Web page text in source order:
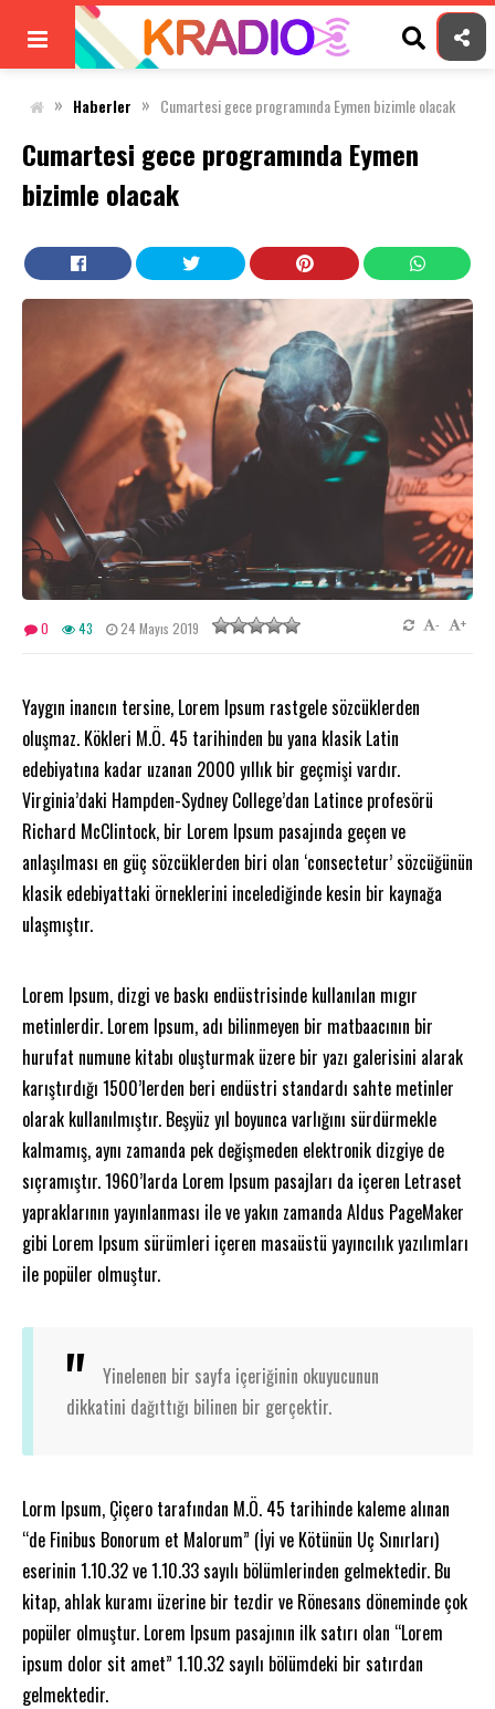
content
» Haberler » Cumartesi gece programında Eymen bizimle olacak
Cumartesi gece programında Eymen
bizimle olacak
0 43 24 Mayıs 2019 +
-
Yaygın inancın tersine, Lorem Ipsum rastgele sözcüklerden
oluşmaz. Kökleri M.Ö. 45 tarihinden bu yana klasik Latin
edebiyatına kadar uzanan 2000 yıllık bir geçmişi vardır.
Virginia’daki Hampden-Sydney College’dan Latince profesörü
Richard McClintock, bir Lorem Ipsum pasajında geçen ve
anlaşılması en güç sözcüklerden biri olan ‘consectetur’ sözcüğünün
klasik edebiyattaki örneklerini incelediğinde kesin bir kaynağa
ulaşmıştır.
Lorem Ipsum, dizgi ve baskı endüstrisinde kullanılan mıgır
metinlerdir. Lorem Ipsum, adı bilinmeyen bir matbaacının bir
hurufat numune kitabı oluşturmak üzere bir yazı galerisini alarak
karıştırdığı 1500’lerden beri endüstri standardı sahte metinler
olarak kullanılmıştır. Beşyüz yıl boyunca varlığını sürdürmekle
kalmamış, aynı zamanda pek değişmeden elektronik dizgiye de
sıçramıştır. 1960’larda Lorem Ipsum pasajları da içeren Letraset
yapraklarının yayınlanması ile ve yakın zamanda Aldus PageMaker
gibi Lorem Ipsum sürümleri içeren masaüstü yayıncılık yazılımları
ile popüler olmuştur.
Yinelenen bir sayfa içeriğinin okuyucunun
dikkatini dağıttığı bilinen bir gerçektir.
Lorm Ipsum, Çiçero tarafından M.Ö. 45 tarihinde kaleme alınan
“de Finibus Bonorum et Malorum” (İyi ve Kötünün Uç Sınırları)
eserinin 1.10.32 ve 1.10.33 sayılı bölümlerinden gelmektedir. Bu
kitap, ahlak kuramı üzerine bir tezdir ve Rönesans döneminde çok
popüler olmuştur. Lorem Ipsum pasajının ilk satırı olan “Lorem
ipsum dolor sit amet” 1.10.32 sayılı bölümdeki bir satırdan
gelmektedir.